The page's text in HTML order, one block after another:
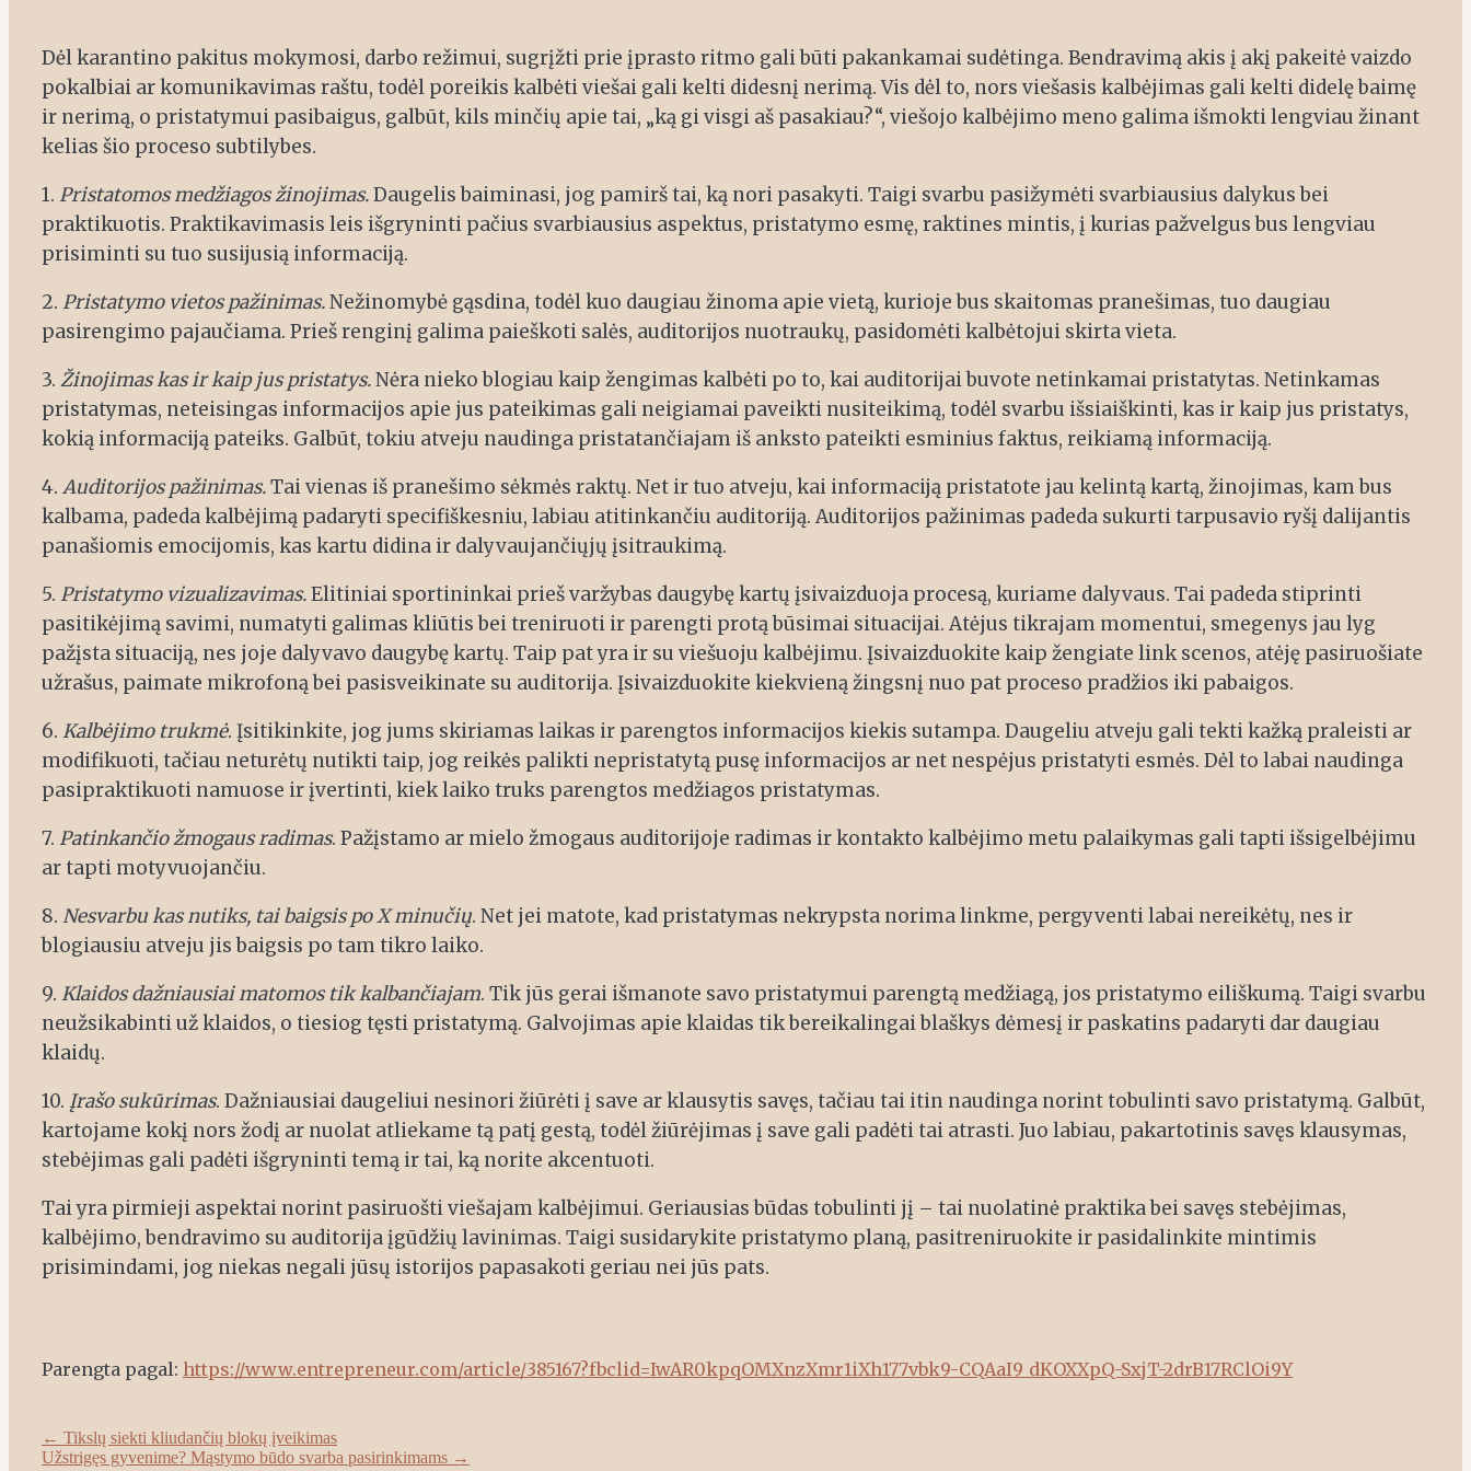
Dėl karantino pakitus mokymosi, darbo režimui, sugrįžti prie įprasto ritmo gali būti pakankamai sudėtinga. Bendravimą akis į akį pakeitė vaizdo
pokalbiai ar komunikavimas raštu, todėl poreikis kalbėti viešai gali kelti didesnį nerimą. Vis dėl to, nors viešasis kalbėjimas gali kelti didelę baimę
ir nerimą, o pristatymui pasibaigus, galbūt, kils minčių apie tai, „ką gi visgi aš pasakiau?“, viešojo kalbėjimo meno galima išmokti lengviau žinant
kelias šio proceso subtilybes.
1. Pristatomos medžiagos žinojimas.Daugelis baiminasi, jog pamirš tai, ką nori pasakyti. Taigi svarbu pasižymėti svarbiausius dalykus bei
praktikuotis. Praktikavimasis leis išgryninti pačius svarbiausius aspektus, pristatymo esmę, raktines mintis, į kurias pažvelgus bus lengviau
prisiminti su tuo susijusią informaciją.
2. Pristatymo vietos pažinimas.Nežinomybė gąsdina, todėl kuo daugiau žinoma apie vietą, kurioje bus skaitomas pranešimas, tuo daugiau
pasirengimo pajaučiama. Prieš renginį galima paieškoti salės, auditorijos nuotraukų, pasidomėti kalbėtojui skirta vieta.
3. Žinojimas kas ir kaip jus pristatys.Nėra nieko blogiau kaip žengimas kalbėti po to, kai auditorijai buvote netinkamai pristatytas. Netinkamas
pristatymas, neteisingas informacijos apie jus pateikimas gali neigiamai paveikti nusiteikimą, todėl svarbu išsiaiškinti, kas ir kaip jus pristatys,
kokią informaciją pateiks. Galbūt, tokiu atveju naudinga pristatančiajam iš anksto pateikti esminius faktus, reikiamą informaciją.
4. Auditorijos pažinimas.Tai vienas iš pranešimo sėkmės raktų. Net ir tuo atveju, kai informaciją pristatote jau kelintą kartą, žinojimas, kam bus
kalbama, padeda kalbėjimą padaryti specifiškesniu, labiau atitinkančiu auditoriją. Auditorijos pažinimas padeda sukurti tarpusavio ryšį dalijantis
panašiomis emocijomis, kas kartu didina ir dalyvaujančiųjų įsitraukimą.
5. Pristatymo vizualizavimas.Elitiniai sportininkai prieš varžybas daugybę kartų įsivaizduoja procesą, kuriame dalyvaus. Tai padeda stiprinti
pasitikėjimą savimi, numatyti galimas kliūtis bei treniruoti ir parengti protą būsimai situacijai. Atėjus tikrajam momentui, smegenys jau lyg
pažįsta situaciją, nes joje dalyvavo daugybę kartų. Taip pat yra ir su viešuoju kalbėjimu. Įsivaizduokite kaip žengiate link scenos, atėję pasiruošiate
užrašus, paimate mikrofoną bei pasisveikinate su auditorija. Įsivaizduokite kiekvieną žingsnį nuo pat proceso pradžios iki pabaigos.
6. Kalbėjimo trukmė. Įsitikinkite, jog jums skiriamas laikas ir parengtos informacijos kiekis sutampa. Daugeliu atveju gali tekti kažką praleisti ar
modifikuoti, tačiau neturėtų nutikti taip, jog reikės palikti nepristatytą pusę informacijos ar net nespėjus pristatyti esmės. Dėl to labai naudinga
pasipraktikuoti namuose ir įvertinti, kiek laiko truks parengtos medžiagos pristatymas.
7. Patinkančio žmogaus radimas. Pažįstamo ar mielo žmogaus auditorijoje radimas ir kontakto kalbėjimo metu palaikymas gali tapti išsigelbėjimu
ar tapti motyvuojančiu.
8. Nesvarbu kas nutiks, tai baigsis po X minučių. Net jei matote, kad pristatymas nekrypsta norima linkme, pergyventi labai nereikėtų, nes ir
blogiausiu atveju jis baigsis po tam tikro laiko.
9. Klaidos dažniausiai matomos tik kalbančiajam. Tik jūs gerai išmanote savo pristatymui parengtą medžiagą, jos pristatymo eiliškumą. Taigi svarbu
neužsikabinti už klaidos, o tiesiog tęsti pristatymą. Galvojimas apie klaidas tik bereikalingai blaškys dėmesį ir paskatins padaryti dar daugiau
klaidų.
10. Įrašo sukūrimas. Dažniausiai daugeliui nesinori žiūrėti į save ar klausytis savęs, tačiau tai itin naudinga norint tobulinti savo pristatymą. Galbūt,
kartojame kokį nors žodį ar nuolat atliekame tą patį gestą, todėl žiūrėjimas į save gali padėti tai atrasti. Juo labiau, pakartotinis savęs klausymas,
stebėjimas gali padėti išgryninti temą ir tai, ką norite akcentuoti.
Tai yra pirmieji aspektai norint pasiruošti viešajam kalbėjimui. Geriausias būdas tobulinti jį – tai nuolatinė praktika bei savęs stebėjimas,
kalbėjimo, bendravimo su auditorija įgūdžių lavinimas. Taigi susidarykite pristatymo planą, pasitreniruokite ir pasidalinkite mintimis
prisimindami, jog niekas negali jūsų istorijos papasakoti geriau nei jūs pats.
Parengta pagal: https://www.entrepreneur.com/article/385167?fbclid=IwAR0kpqOMXnzXmr1iXh177vbk9-CQAaI9_dKOXXpQ-SxjT-2drB17RClOi9Y
Post
navigation
← Tikslų siekti kliudančių blokų įveikimas
Užstrigęs gyvenime? Mąstymo būdo svarba pasirinkimams →